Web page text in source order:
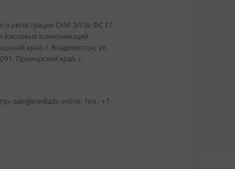
о регистрации СМИ ЭЛ № ФС 77 -
массовых коммуникаций
край, г. Владивосток, ул.
Приморский край, г.
sale@mediadv.online. Тел.: +7